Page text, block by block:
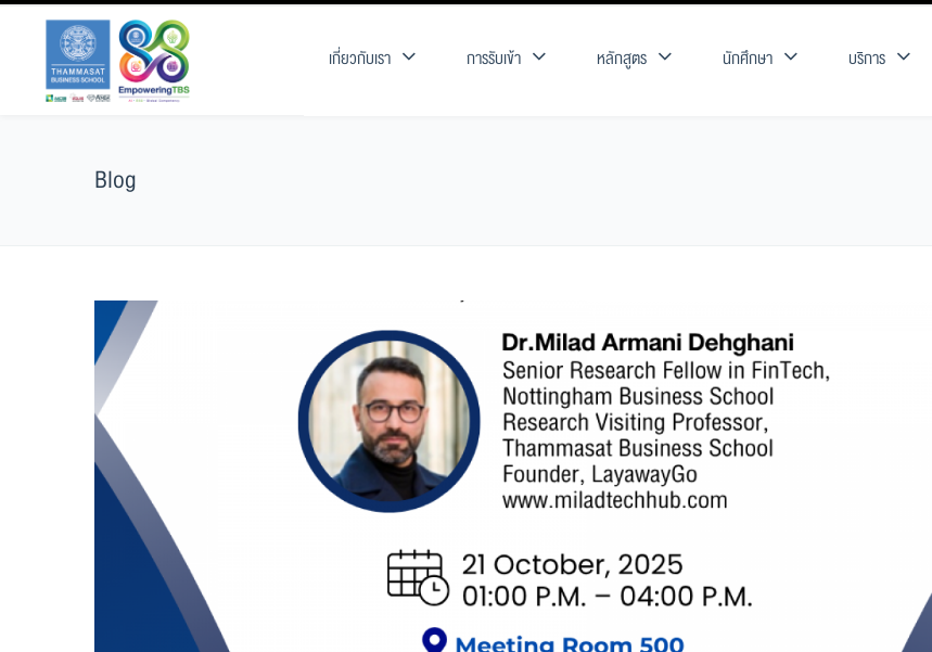
เกี่ยวกับเรา การรับเข้า หลักสูตร นักศึกษา บริการ
Blog